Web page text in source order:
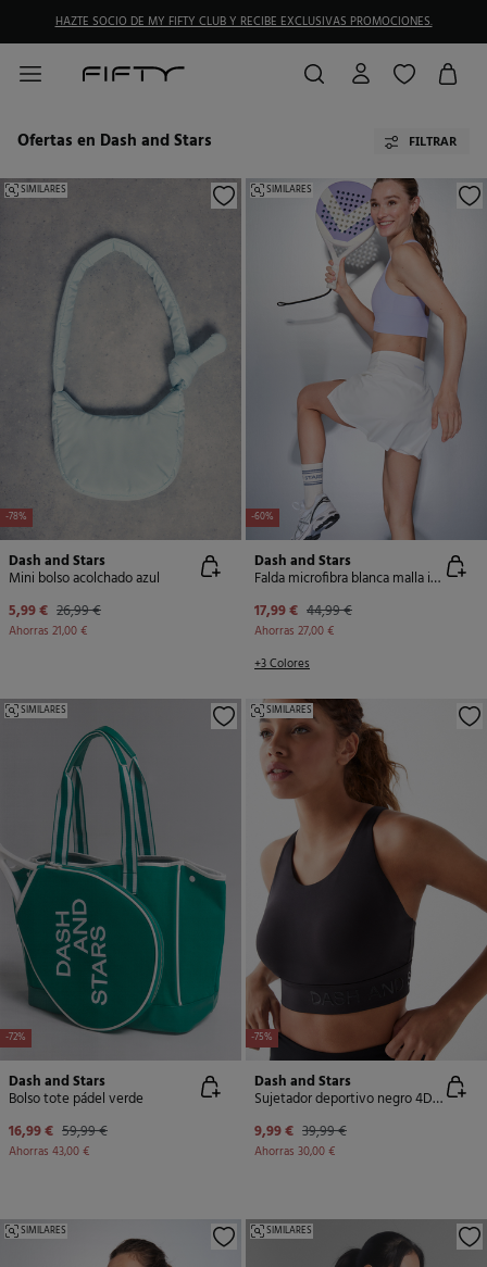
DEVOLUCIONES GRATIS EN TIENDA FÍSICA
Ofertas en Dash and Stars FILTRAR
-78%
SIMILARES
Dash and Stars
Mini bolso acolchado azul
5,99 € 26,99 €
Ahorras 21,00 €
-60%
SIMILARES
Dash and Stars
Falda microfibra blanca malla interior
17,99 € 44,99 €
Ahorras 27,00 €
+3 Colores
-72%
SIMILARES
Dash and Stars
Bolso tote pádel verde
16,99 € 59,99 €
Ahorras 43,00 €
-75%
SIMILARES
Dash and Stars
Sujetador deportivo negro 4D Stretch
9,99 € 39,99 €
Ahorras 30,00 €
SIMILARES SIMILARES